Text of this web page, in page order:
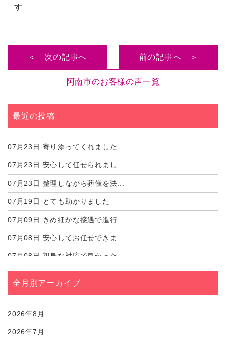
す
＜ 次の記事へ
阿南市のお客様の声一覧
前の記事へ ＞
最近の投稿
07月23日 寄り添ってくれました
07月23日 安心して任せられまし...
07月23日 整理しながら葬儀を決...
07月19日 とても助かりました
07月09日 きめ細かな接遇で進行...
07月08日 安心してお任せできま...
07月08日 親身な対応で良かった...
07月01日心のこもった対応に感...
全月別アーカイブ
2026年8月
2026年7月